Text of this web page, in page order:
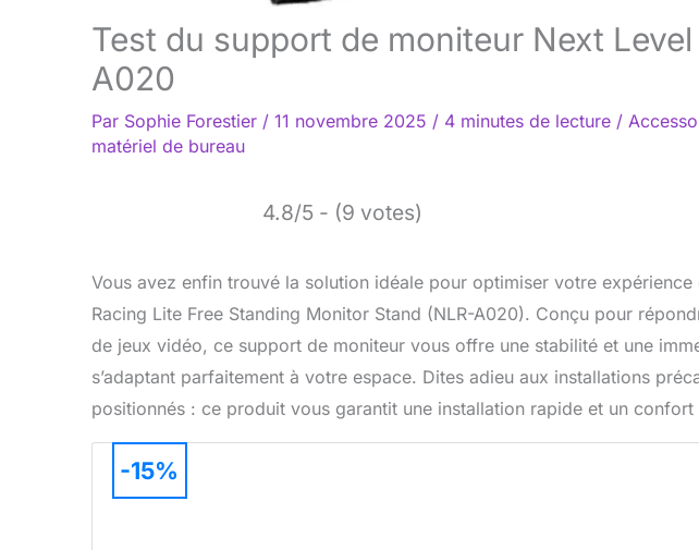
Test du support de moniteur Next
A020
Par Sophie Forestier / 11 novembre 2025 / 4 minutes de lecture /
matériel de bureau
4.8/5 - (9 votes)
Vous avez enfin trouvé la solution idéale pour optimiser votre
Racing Lite Free Standing Monitor Stand (NLR-A020). Conçu pour
de jeux vidéo, ce support de moniteur vous offre une stabilité et une
s’adaptant parfaitement à votre espace. Dites adieu aux installations
positionnés : ce produit vous garantit une installation rapide et un
-15%